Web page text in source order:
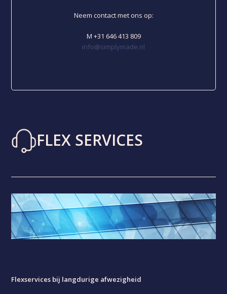
Neem contact met ons op:
M +31 646 413 809
info@simplymade.nl
FLEX SERVICES
Flexservices bij langdurige afwezigheid